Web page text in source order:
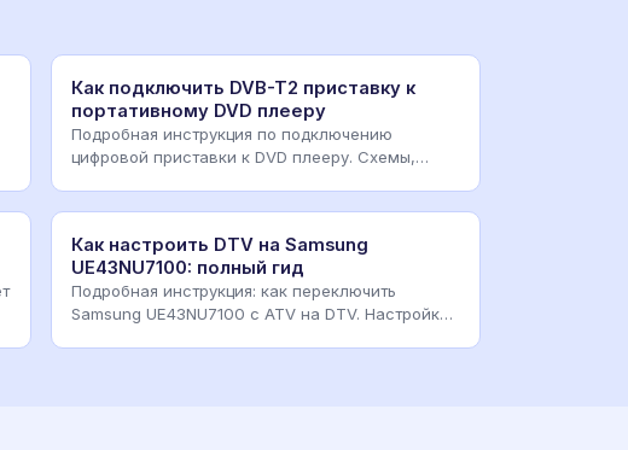
Как подключить DVB-T2 приставку к
портативному DVD плееру
Подробная инструкция по подключению
цифровой приставки к DVD плееру. Схемы,
Как настроить DTV на Samsung
UE43NU7100: полный гид
Подробная инструкция: как переключить
Samsung UE43NU7100 с ATV на DTV. Настройка